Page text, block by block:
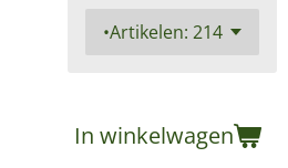
In winkelwagen